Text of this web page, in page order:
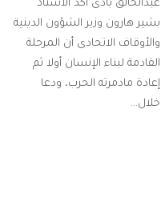
عبدالخالق بادى أكد الاستاذ
بشير هارون وزير الشؤون الدينية
والأوقاف الاتحادى أن المرحلة
القادمة لبناء الإنسان أولا ثم
إعادة مادمرته الحرب، ودعا
خلال…